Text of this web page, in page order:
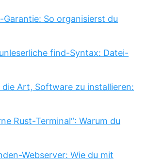
Garantie: So organisierst du
find-Syntax: Datei-
Art, Software zu installieren:
Rust-Terminal“: Warum du
Webserver: Wie du mit